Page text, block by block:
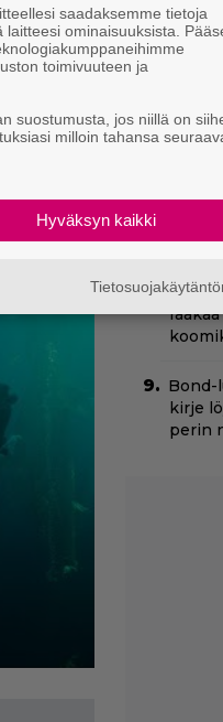
Illan
Illalla
Bond-
kirje
perin
saadaksemme tietoja
ominaisuuksista.
toimivuuteen ja
suostumusta, jos niillä on
milloin tahansa
Hyväksyn kaikki